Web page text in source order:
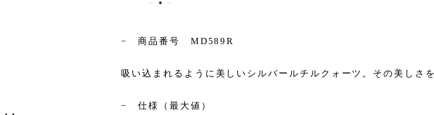
− 商品番号 MD589R
吸い込まれるように美しいシルバールチルクォーツ。その美しさ
− 仕様（最大値）